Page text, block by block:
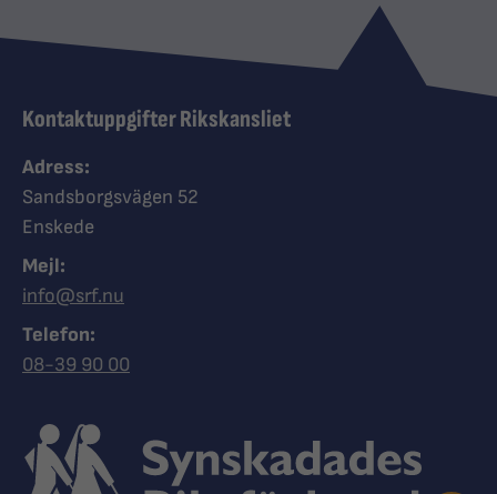
Kontaktuppgifter Rikskansliet
Adress:
Sandsborgsvägen 52
Enskede
Mejl:
info@srf.nu
Telefon:
Ring Synskadades riksförbund
08-39 90 00